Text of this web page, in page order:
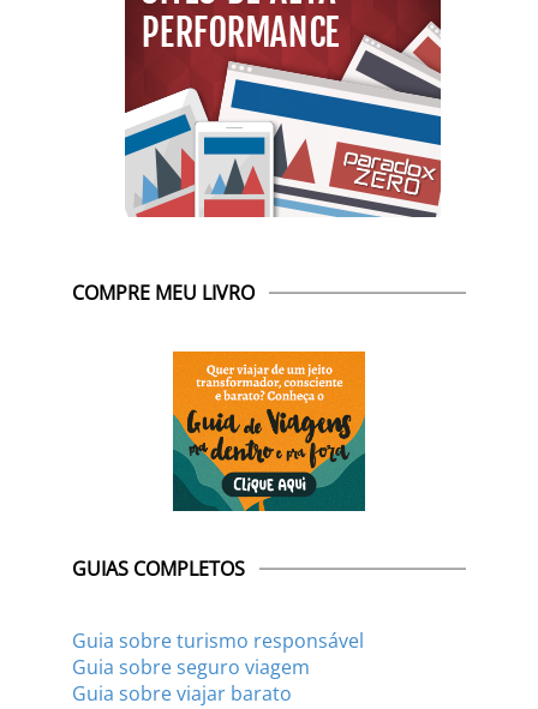
COMPRE MEU LIVRO
GUIAS COMPLETOS
Guia sobre turismo responsável
Guia sobre seguro viagem
Guia sobre viajar barato